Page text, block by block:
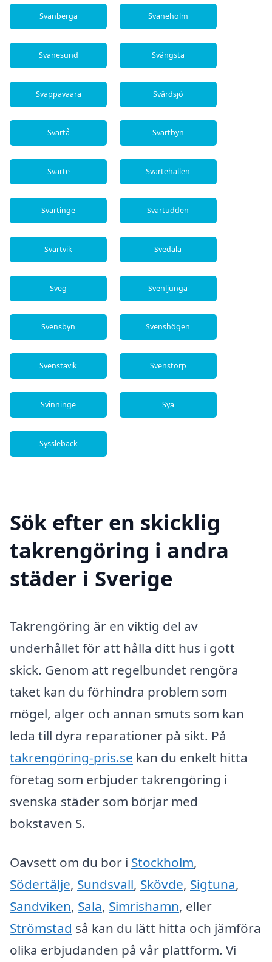
Svanberga Svaneholm
Svanesund Svängsta
Svappavaara Svärdsjö
Svartå Svartbyn
Svarte Svartehallen
Svärtinge Svartudden
Svartvik Svedala
Sveg Svenljunga
Svensbyn Svenshögen
Svenstavik Svenstorp
Svinninge Sya
Sysslebäck
Sök efter en skicklig
takrengöring i andra
städer i Sverige
Takrengöring är en viktig del av
underhållet för att hålla ditt hus i gott
skick. Genom att regelbundet rengöra
taket kan du förhindra problem som
mögel, alger och annan smuts som kan
leda till dyra reparationer på sikt. På
takrengöring-pris.se kan du enkelt hitta
företag som erbjuder takrengöring i
svenska städer som börjar med
bokstaven S.
Oavsett om du bor i Stockholm,
Södertälje, Sundsvall, Skövde, Sigtuna,
Sandviken, Sala, Simrishamn, eller
Strömstad så kan du lätt hitta och jämföra
olika erbjudanden på vår plattform. Vi